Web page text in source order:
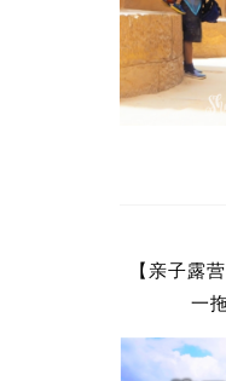
【亲子露
一